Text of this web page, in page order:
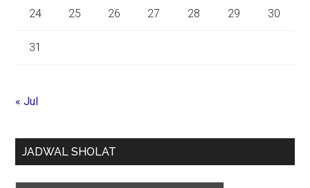
24 25 26 27 28 29 30
31
« Jul
JADWAL SHOLAT